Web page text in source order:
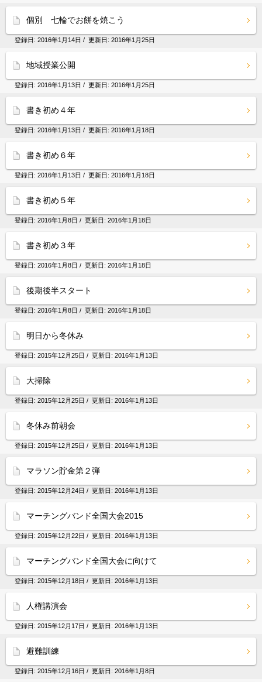
個別 七輪でお餅を焼こう
登録日: 2016年1月14日 / 更新日: 2016年1月25日
地域授業公開
登録日: 2016年1月13日 / 更新日: 2016年1月25日
書き初め４年
登録日: 2016年1月13日 / 更新日: 2016年1月18日
書き初め６年
登録日: 2016年1月13日 / 更新日: 2016年1月18日
書き初め５年
登録日: 2016年1月8日 / 更新日: 2016年1月18日
書き初め３年
登録日: 2016年1月8日 / 更新日: 2016年1月18日
後期後半スタート
登録日: 2016年1月8日 / 更新日: 2016年1月18日
明日から冬休み
登録日: 2015年12月25日 / 更新日: 2016年1月13日
大掃除
登録日: 2015年12月25日 / 更新日: 2016年1月13日
冬休み前朝会
登録日: 2015年12月25日 / 更新日: 2016年1月13日
マラソン貯金第２弾
登録日: 2015年12月24日 / 更新日: 2016年1月13日
マーチングバンド全国大会2015
登録日: 2015年12月22日 / 更新日: 2016年1月13日
マーチングバンド全国大会に向けて
登録日: 2015年12月18日 / 更新日: 2016年1月13日
人権講演会
登録日: 2015年12月17日 / 更新日: 2016年1月13日
避難訓練
登録日: 2015年12月16日 / 更新日: 2016年1月8日